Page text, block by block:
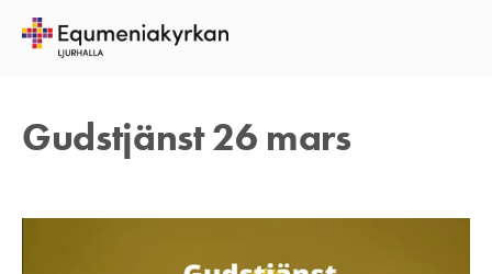
Gudstjänst 26 mars
24 MARS 2023